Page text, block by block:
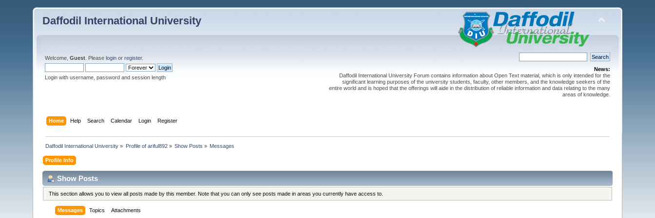
Daffodil International University
Welcome,Guest . Pleaselogin orregister.
Login with username, password and session length
News:
Daffodil International University Forum contains information about Open Text material, which is only intended for the
significant learning purposes of the university students, faculty, other members, and the knowledge seekers of the
entire world and is hoped that the offerings will aide in the distribution of reliable information and data relating to the many
areas of knowledge.
Home Help Search Calendar Login Register
Daffodil International University » Profile of ariful892» Show Posts » Messages
Profile Info
Show Posts
This section allows you to view all posts made by this member. Note that you can only see posts made in areas you currently have access to.
Messages Topics Attachments